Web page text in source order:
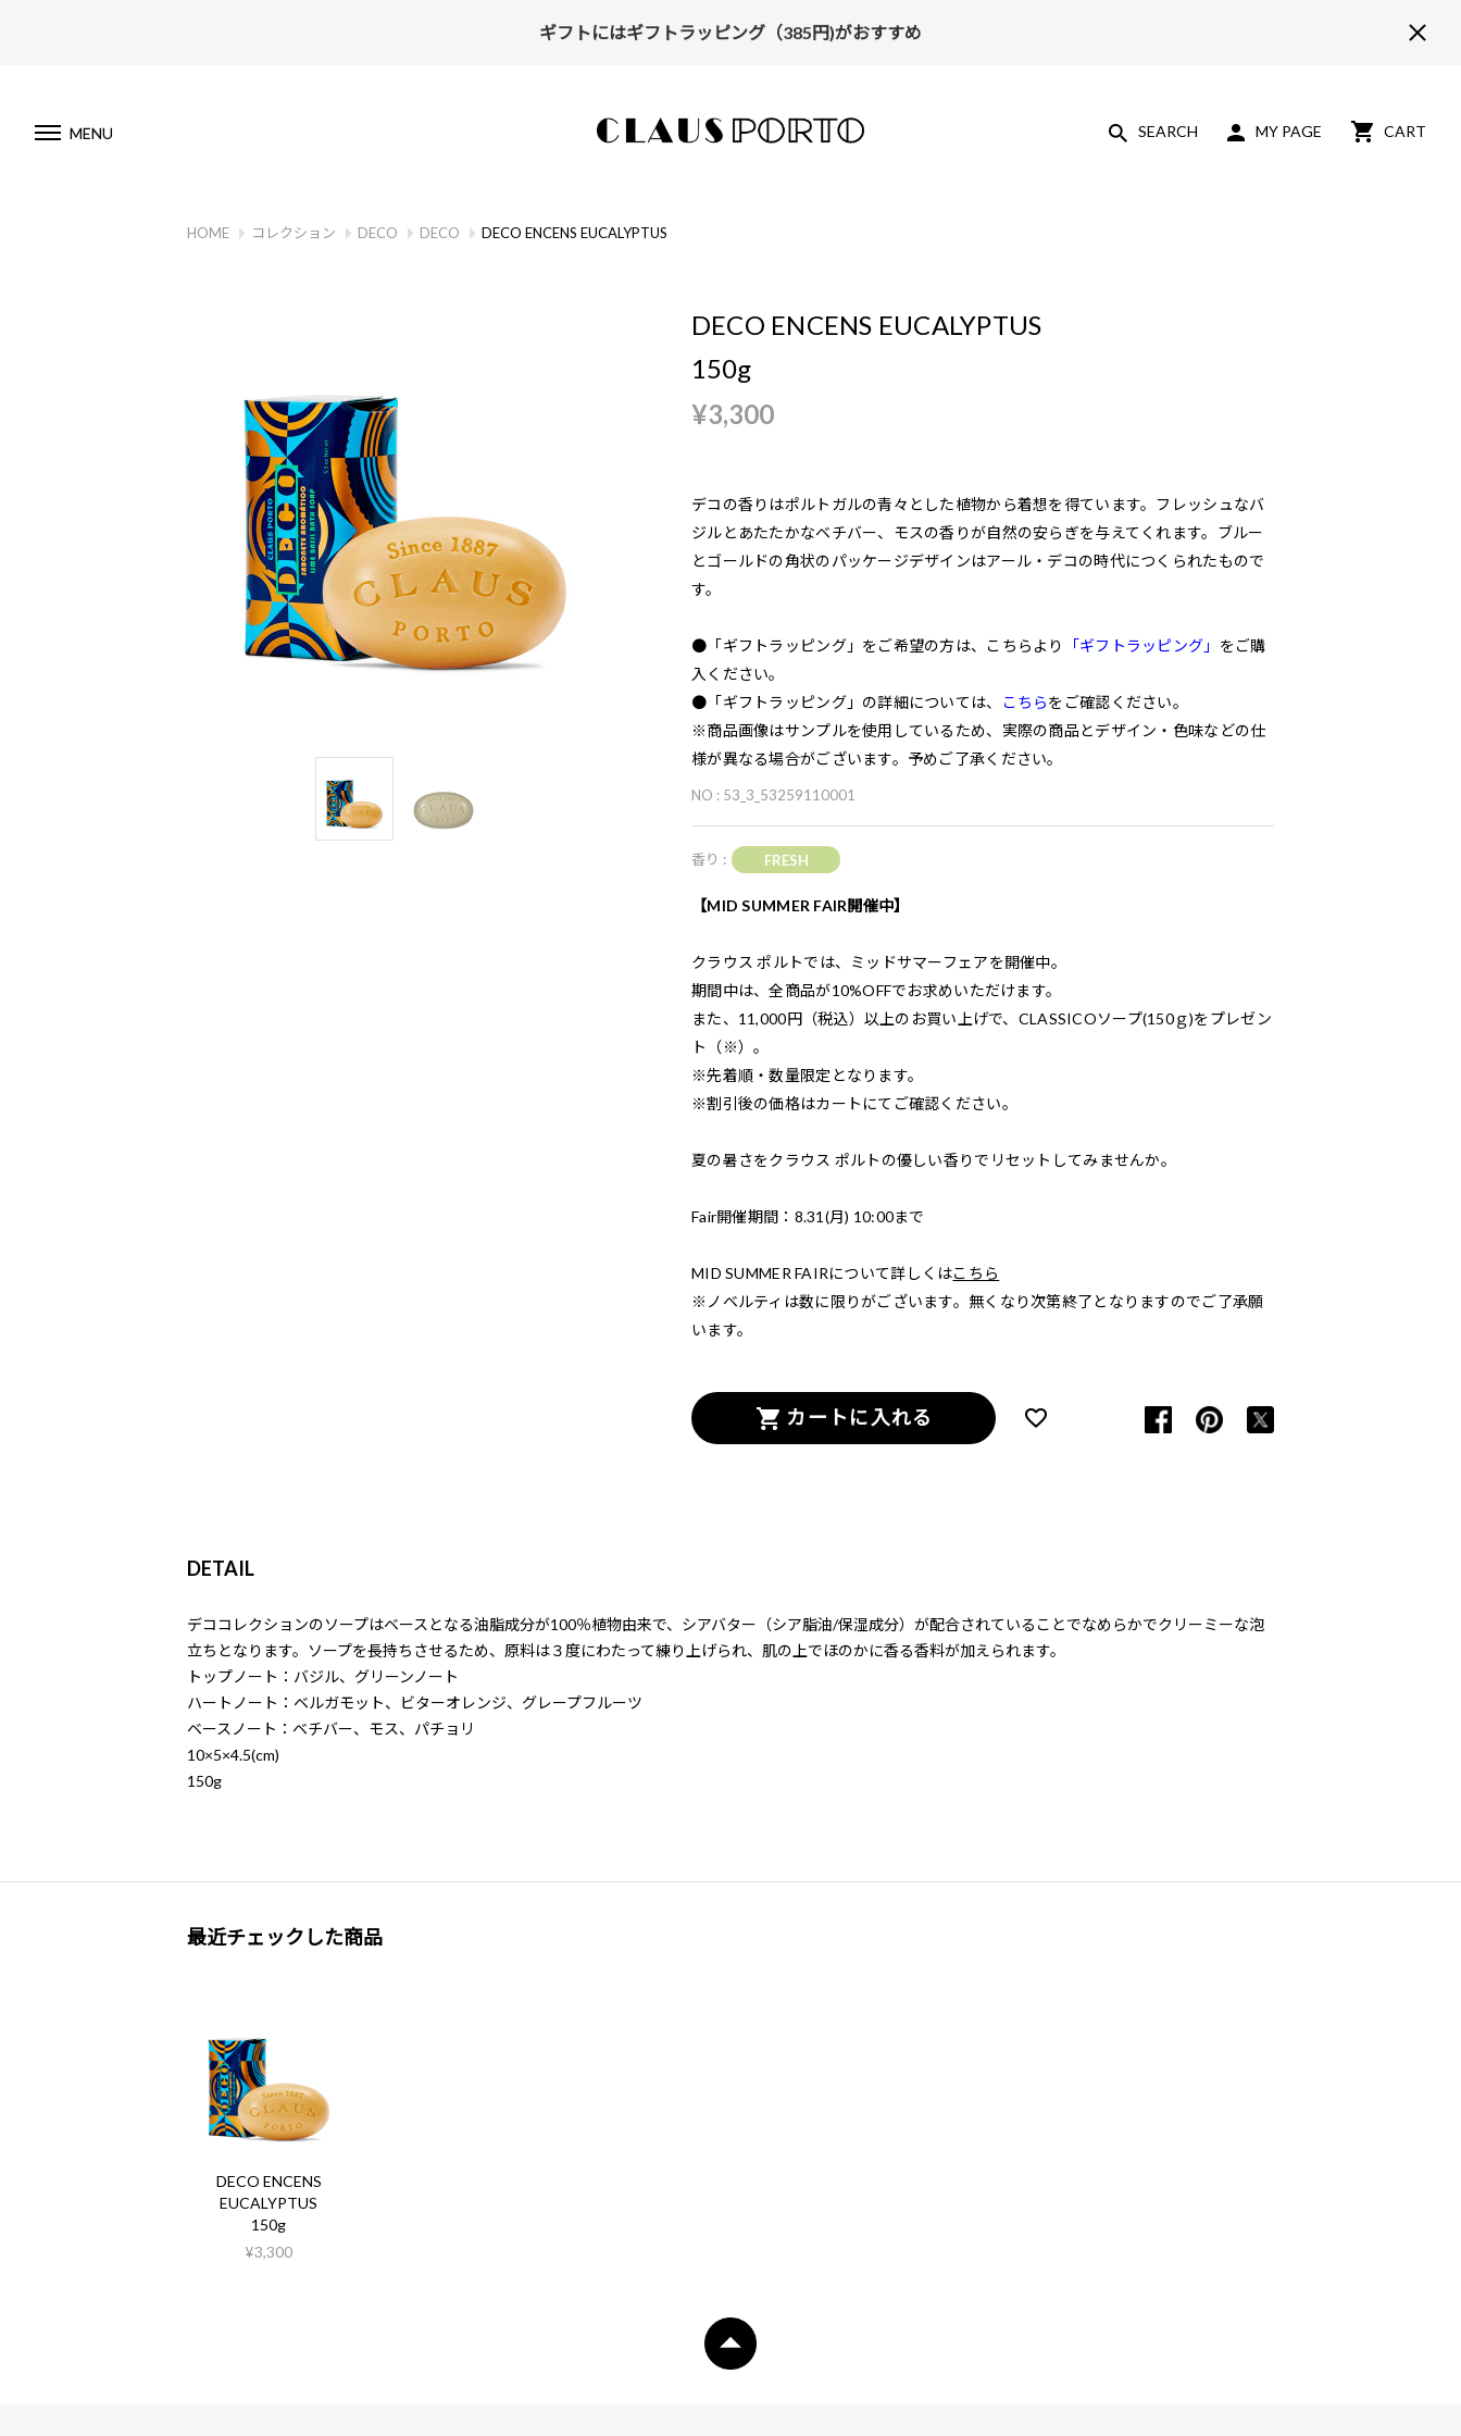
ギフトにはギフトラッピング（385円)がおすすめ
MENU SEARCH MY PAGE CART
HOME コレクション DECO DECO DECO ENCENS EUCALYPTUS
DECO ENCENS EUCALYPTUS
150g
¥3,300
デコの香りはポルトガルの青々とした植物から着想を得ています。フレッシュなバ
ジルとあたたかなベチバー、モスの香りが自然の安らぎを与えてくれます。ブルー
とゴールドの角状のパッケージデザインはアール・デコの時代につくられたもので
す。
●「ギフトラッピング」をご希望の方は、こちらより 「ギフトラッピング」 をご購
入ください。
●「ギフトラッピング」の詳細については、
こちらをご確認ください。
※商品画像はサンプルを使用しているため、実際の商品とデザイン・色味などの仕
様が異なる場合がございます。予めご了承ください。
NO : 53_3_53259110001
香り : FRESH
【MID SUMMER FAIR開催中】
クラウス ポルトでは、ミッドサマーフェアを開催中。
期間中は、全商品が10%OFFでお求めいただけます。
また、11,000円（税込）以上のお買い上げで、CLASSICOソープ(150ｇ)をプレゼン
ト（※）。
※先着順・数量限定となります。
※割引後の価格はカートにてご確認ください。
夏の暑さをクラウス ポルトの優しい香りでリセットしてみませんか。
Fair開催期間：8.31(月) 10:00まで
MID SUMMER FAIRについて詳しくはこちら
※ノベルティは数に限りがございます。無くなり次第終了となりますのでご了承願
います。
カートに入れる
DETAIL
デココレクションのソープはベースとなる油脂成分が100％植物由来で、シアバター（シア脂油/保湿成分）が配合されていることでなめらかでクリーミーな泡
立ちとなります。ソープを長持ちさせるため、原料は３度にわたって練り上げられ、肌の上でほのかに香る香料が加えられます。
トップノート：バジル、グリーンノート
ハートノート：ベルガモット、ビターオレンジ、グレープフルーツ
ベースノート：ベチバー、モス、パチョリ
10×5×4.5(cm)
150g
最近チェックした商品
DECO ENCENS
EUCALYPTUS
150g
¥3,300